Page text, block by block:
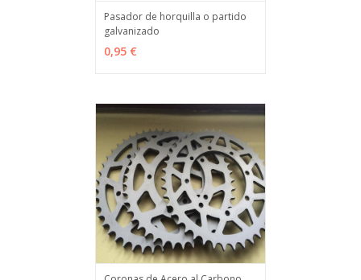
AÑADIR
Pasador de horquilla o partido
galvanizado
0,95 €